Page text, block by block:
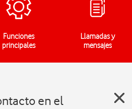
Funciones
principales
Llamadas y
mensajes
en el